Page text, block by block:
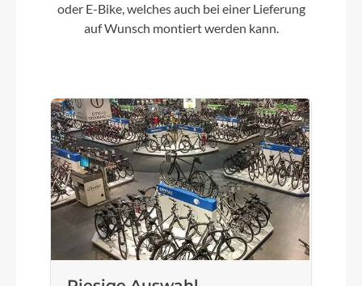
Farbe
Anthrazit/Schwarz
Motor
Bosch Performance Line Cruise 60 Nm
Kette
Gates CDX
Rücklicht
HERRMANS H-Cargo
oder E-Bike, welches auch bei einer Lieferung
auf Wunsch montiert werden kann.